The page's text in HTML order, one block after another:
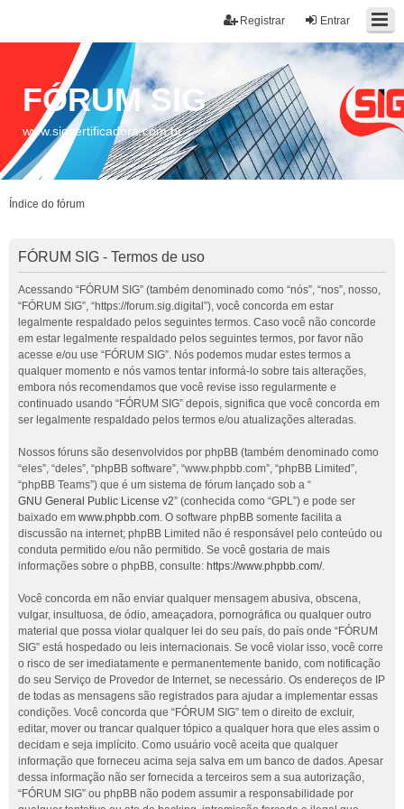
Entrar
Registrar
FÓRUM SIG
www.sigcertificadora.com.br
Índice do fórum
FÓRUM SIG - Termos de uso
Acessando “FÓRUM SIG” (também denominado como “nós”, “nos”, nosso,
“FÓRUM SIG”, “https://forum.sig.digital”), você concorda em estar
legalmente respaldado pelos seguintes termos. Caso você não concorde
em estar legalmente respaldado pelos seguintes termos, por favor não
acesse e/ou use “FÓRUM SIG”. Nós podemos mudar estes termos a
qualquer momento e nós vamos tentar informá-lo sobre tais alterações,
embora nós recomendamos que você revise isso regularmente e
continuado usando “FÓRUM SIG” depois, significa que você concorda em
ser legalmente respaldado pelos termos e/ou atualizações alteradas.
Nossos fóruns são desenvolvidos por phpBB (também denominado como
“eles”, “deles”, “phpBB software”, “www.phpbb.com”, “phpBB Limited”,
“phpBB Teams”) que é um sistema de fórum lançado sob a “
GNU General Public License v2” (conhecida como “GPL”) e pode ser
baixado em www.phpbb.com. O software phpBB somente facilita a
discussão na internet; phpBB Limited não é responsável pelo conteúdo ou
conduta permitido e/ou não permitido. Se você gostaria de mais
informações sobre o phpBB, consulte: https://www.phpbb.com/.
Você concorda em não enviar qualquer mensagem abusiva, obscena,
vulgar, insultuosa, de ódio, ameaçadora, pornográfica ou qualquer outro
material que possa violar qualquer lei do seu país, do país onde “FÓRUM
SIG” está hospedado ou leis internacionais. Se você violar isso, você corre
o risco de ser imediatamente e permanentemente banido, com notificação
do seu Serviço de Provedor de Internet, se necessário. Os endereços de IP
de todas as mensagens são registrados para ajudar a implementar essas
condições. Você concorda que “FÓRUM SIG” tem o direito de excluir,
editar, mover ou trancar qualquer tópico a qualquer hora que eles assim o
decidam e seja implícito. Como usuário você aceita que qualquer
informação que forneceu acima seja salva em um banco de dados. Apesar
dessa informação não ser fornecida a terceiros sem a sua autorização,
“FÓRUM SIG” ou phpBB não podem assumir a responsabilidade por